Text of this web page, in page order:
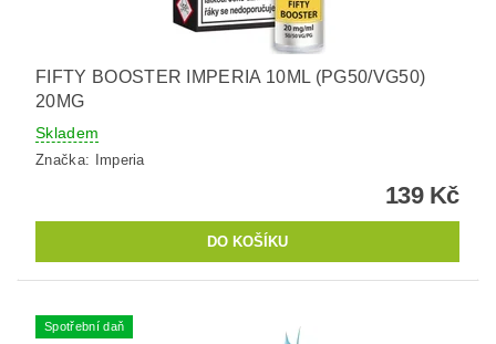
FIFTY BOOSTER IMPERIA 10ML (PG50/VG50)
20MG
Skladem
Značka: Imperia
139 Kč
Spotřební daň